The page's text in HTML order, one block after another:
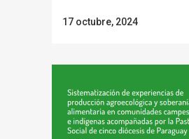
17 octubre, 2024